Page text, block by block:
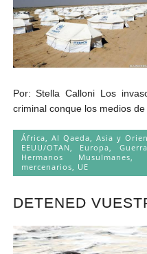
Por: Stella Calloni Los
criminal conque los medios de
África Al Qaeda Asia y
EEUU/OTAN
Europa
Hermanos Musulmanes
mercenarios
UE
DETENED